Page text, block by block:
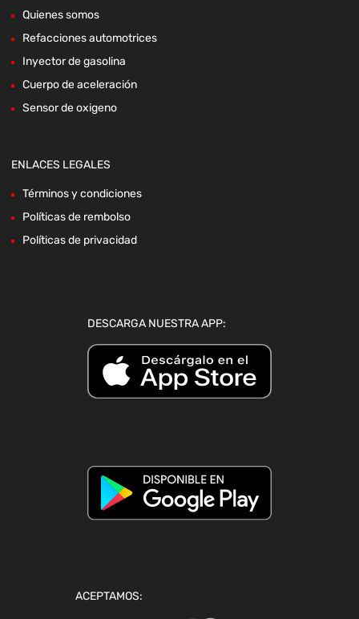
Quienes somos
Refacciones automotrices
Inyector de gasolina
Cuerpo de aceleración
Sensor de oxigeno
ENLACES LEGALES
Términos y condiciones
Políticas de rembolso
Políticas de privacidad
DESCARGA NUESTRA APP:
ACEPTAMOS: